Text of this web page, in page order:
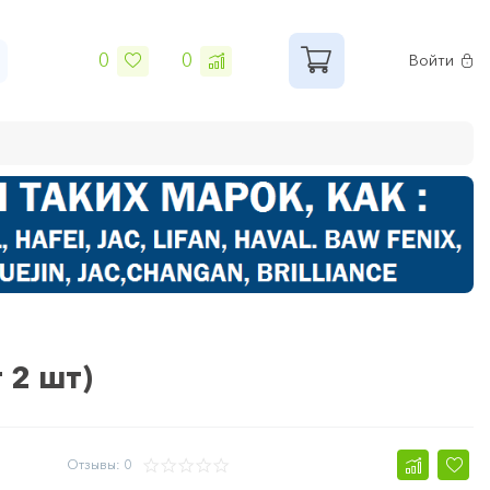
0 0 Войти
2 шт)
Отзывы: 0